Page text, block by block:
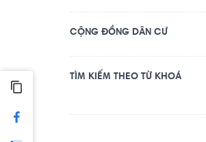
CỘNG ĐỒNG DÂN CƯ
TÌM KIẾM THEO TỪ KHOÁ